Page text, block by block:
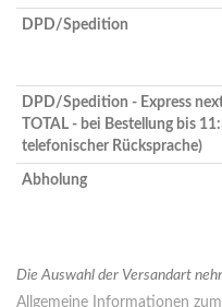
DPD/Spedition
DPD/Spedition - Express
TOTAL - bei Bestellung bis
telefonischer Rücksprache)
Abholung
Die Auswahl der Versandart
Allgemeine Informationen zum